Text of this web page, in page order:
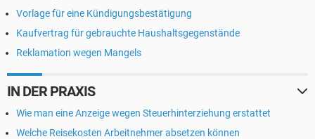
Vorlage für eine Kündigungsbestätigung
Kaufvertrag für gebrauchte Haushaltsgegenstände
Reklamation wegen Mangels
IN DER PRAXIS
Wie man eine Anzeige wegen Steuerhinterziehung erstattet
Welche Reisekosten Arbeitnehmer absetzen können